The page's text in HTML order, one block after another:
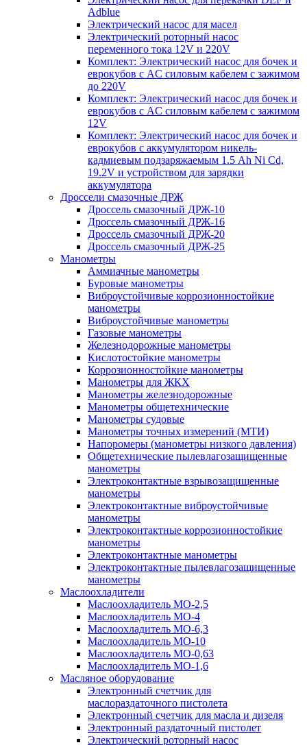
Adblue
Электрический насос для масел
Электрический роторный насос
переменного тока 12V и 220V
Комплект: Электрический насос для бочек и
еврокубов с AC силовым кабелем с зажимом
до 220V
Комплект: Электрический насос для бочек и
еврокубов с AC силовым кабелем с зажимом
12V
Комплект: Электрический насос для бочек и
еврокубов с аккумулятором никель-
кадмиевым подзаряжаемым 1.5 Ah Ni Cd,
19.2V и устройством для зарядки
аккумулятора
Дроссели смазочные ДРЖ
Дроссель смазочный ДРЖ-10
Дроссель смазочный ДРЖ-16
Дроссель смазочный ДРЖ-20
Дроссель смазочный ДРЖ-25
Манометры
Аммиачные манометры
Буровые манометры
Виброустойчивые коррозионностойкие
манометры
Виброустойчивые манометры
Газовые манометры
Железнодорожные манометры
Кислотостойкие манометры
Коррозионностойкие манометры
Манометры для ЖКХ
Манометры железнодорожные
Манометры общетехнические
Манометры судовые
Манометры точных измерений (МТИ)
Напоромеры (манометры низкого давления)
Общетехнические пылевлагозащищенные
манометры
Электроконтактные взрывозащищенные
манометры
Электроконтактные виброустойчивые
манометры
Электроконтактные коррозионностойкие
манометры
Электроконтактные манометры
Электроконтактные пылевлагозащищенные
манометры
Маслоохладители
Маслоохладитель MO-2,5
Маслоохладитель MO-4
Маслоохладитель МО-6,3
Маслоохладитель МО-10
Маслоохладитель MO-0,63
Маслоохладитель MO-1,6
Масляное оборудование
Электронный счетчик для
маслораздаточного пистолета
Электронный счетчик для масла и дизеля
Электронный раздаточный пистолет
Электрический роторный насос